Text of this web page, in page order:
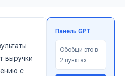
выручки
с
Панель GPT
Обобщи это в
2 пунктах